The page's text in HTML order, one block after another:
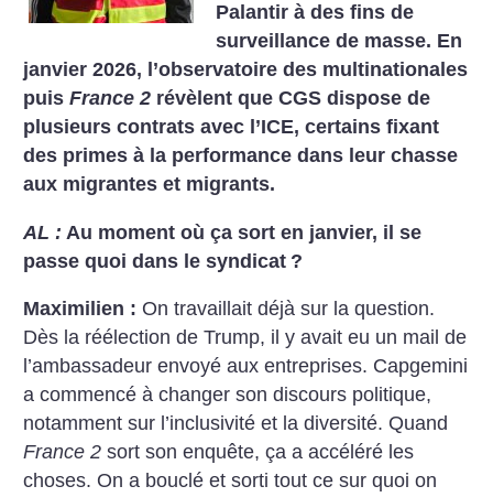
Palantir à des fins de
surveillance de masse. En
janvier 2026, l’observatoire des multinationales
puisFrance 2 révèlent que CGS dispose de
plusieurs contrats avec l’ICE, certains fixant
des primes à la performance dans leur chasse
aux migrantes et migrants.
AL : Au moment où ça sort en janvier, il se
passe quoi dans le syndicat ?
Maximilien : On travaillait déjà sur la question.
Dès la réélection de Trump, il y avait eu un mail de
l’ambassadeur envoyé aux entreprises. Capgemini
a commencé à changer son discours politique,
notamment sur l’inclusivité et la diversité. Quand
France 2 sort son enquête, ça a accéléré les
choses. On a bouclé et sorti tout ce sur quoi on